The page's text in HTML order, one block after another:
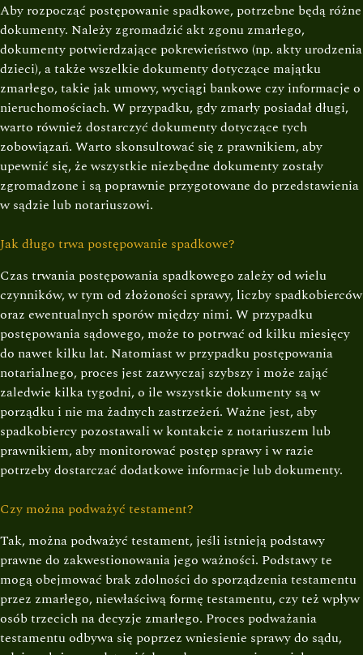
Aby rozpocząć postępowanie spadkowe, potrzebne będą różne
dokumenty. Należy zgromadzić akt zgonu zmarłego,
dokumenty potwierdzające pokrewieństwo (np. akty urodzenia
dzieci), a także wszelkie dokumenty dotyczące majątku
zmarłego, takie jak umowy, wyciągi bankowe czy informacje o
nieruchomościach. W przypadku, gdy zmarły posiadał długi,
warto również dostarczyć dokumenty dotyczące tych
zobowiązań. Warto skonsultować się z prawnikiem, aby
upewnić się, że wszystkie niezbędne dokumenty zostały
zgromadzone i są poprawnie przygotowane do przedstawienia
w sądzie lub notariuszowi.
Jak długo trwa postępowanie spadkowe?
Czas trwania postępowania spadkowego zależy od wielu
czynników, w tym od złożoności sprawy, liczby spadkobierców
oraz ewentualnych sporów między nimi. W przypadku
postępowania sądowego, może to potrwać od kilku miesięcy
do nawet kilku lat. Natomiast w przypadku postępowania
notarialnego, proces jest zazwyczaj szybszy i może zająć
zaledwie kilka tygodni, o ile wszystkie dokumenty są w
porządku i nie ma żadnych zastrzeżeń. Ważne jest, aby
spadkobiercy pozostawali w kontakcie z notariuszem lub
prawnikiem, aby monitorować postęp sprawy i w razie
potrzeby dostarczać dodatkowe informacje lub dokumenty.
Czy można podważyć testament?
Tak, można podważyć testament, jeśli istnieją podstawy
prawne do zakwestionowania jego ważności. Podstawy te
mogą obejmować brak zdolności do sporządzenia testamentu
przez zmarłego, niewłaściwą formę testamentu, czy też wpływ
osób trzecich na decyzje zmarłego. Proces podważania
testamentu odbywa się poprzez wniesienie sprawy do sądu,